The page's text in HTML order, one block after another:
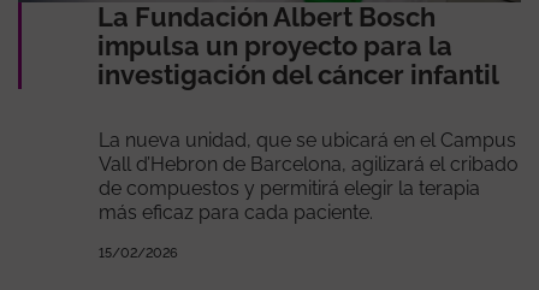
La Fundación Albert Bosch
impulsa un proyecto para la
investigación del cáncer infantil
La nueva unidad, que se ubicará en el Campus
Vall d’Hebron de Barcelona, agilizará el cribado
de compuestos y permitirá elegir la terapia
más eficaz para cada paciente.
15/02/2026